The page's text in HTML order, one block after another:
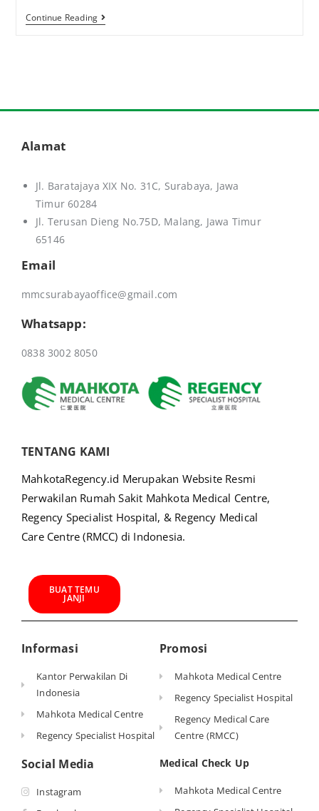
Continue Reading
Alamat
Jl. Baratajaya XIX No. 31C, Surabaya, Jawa
Timur 60284
Jl. Terusan Dieng No.75D, Malang, Jawa Timur
65146
Email
mmcsurabayaoffice@gmail.com
Whatsapp:
0838 3002 8050
TENTANG KAMI
MahkotaRegency.id Merupakan Website Resmi
Perwakilan Rumah Sakit Mahkota Medical Centre,
Regency Specialist Hospital, & Regency Medical
Care Centre (RMCC) di Indonesia.
BUAT TEMU
JANJI
Informasi
Kantor Perwakilan Di
Indonesia
Mahkota Medical Centre
Regency Specialist Hospital
Social Media
Instagram
Promosi
Mahkota Medical Centre
Regency Specialist Hospital
Regency Medical Care
Centre (RMCC)
Medical Check Up
Mahkota Medical Centre